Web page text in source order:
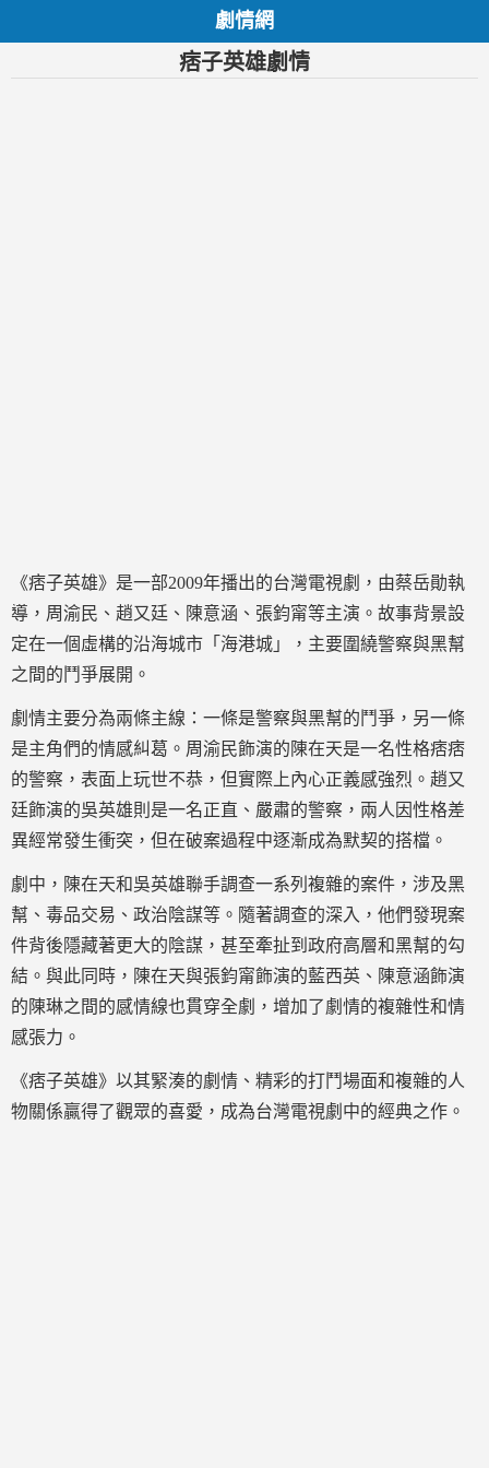
劇情網
痞子英雄劇情
《痞子英雄》是一部2009年播出的台灣電視劇，由蔡岳勛執
導，周渝民、趙又廷、陳意涵、張鈞甯等主演。故事背景設
定在一個虛構的沿海城市「海港城」，主要圍繞警察與黑幫
之間的鬥爭展開。
劇情主要分為兩條主線：一條是警察與黑幫的鬥爭，另一條
是主角們的情感糾葛。周渝民飾演的陳在天是一名性格痞痞
的警察，表面上玩世不恭，但實際上內心正義感強烈。趙又
廷飾演的吳英雄則是一名正直、嚴肅的警察，兩人因性格差
異經常發生衝突，但在破案過程中逐漸成為默契的搭檔。
劇中，陳在天和吳英雄聯手調查一系列複雜的案件，涉及黑
幫、毒品交易、政治陰謀等。隨著調查的深入，他們發現案
件背後隱藏著更大的陰謀，甚至牽扯到政府高層和黑幫的勾
結。與此同時，陳在天與張鈞甯飾演的藍西英、陳意涵飾演
的陳琳之間的感情線也貫穿全劇，增加了劇情的複雜性和情
感張力。
《痞子英雄》以其緊湊的劇情、精彩的打鬥場面和複雜的人
物關係贏得了觀眾的喜愛，成為台灣電視劇中的經典之作。